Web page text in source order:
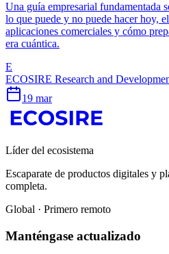
Una guía empresarial fundamentada
lo que puede y no puede hacer hoy,
aplicaciones comerciales y cómo
era cuántica.
E
ECOSIRE Research and
19 mar
Líder del ecosistema
Escaparate de productos digitales y
completa.
Global · Primero remoto
Manténgase actualizado